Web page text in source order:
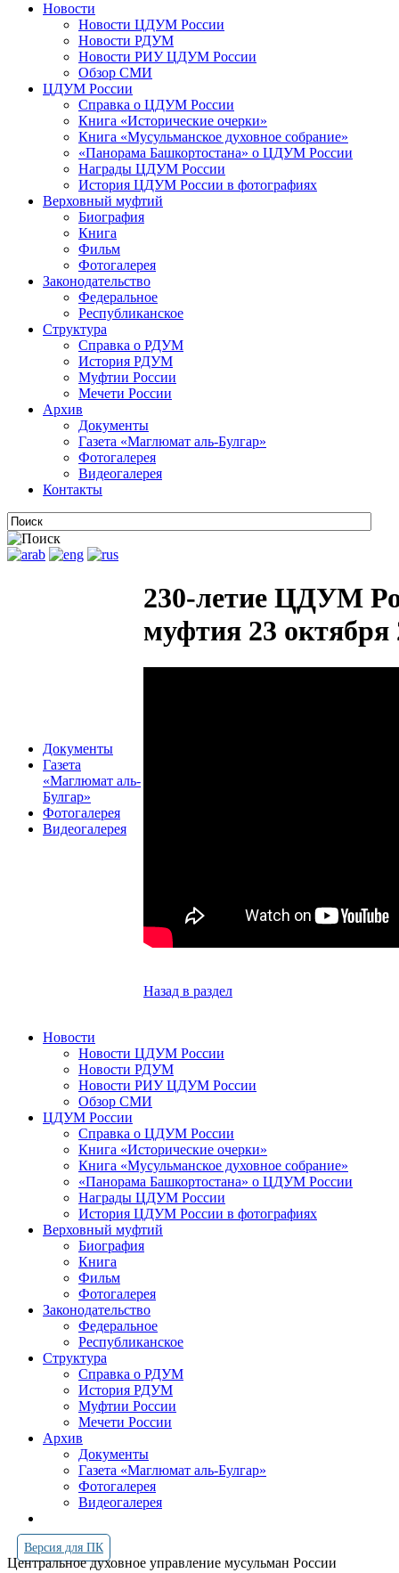
Новости
Новости ЦДУМ России
Новости РДУМ
Новости РИУ ЦДУМ России
Обзор СМИ
ЦДУМ России
Справка о ЦДУМ России
Книга «Исторические очерки»
Книга «Мусульманское духовное собрание»
«Панорама Башкортостана» о ЦДУМ России
Награды ЦДУМ России
История ЦДУМ России в фотографиях
Верховный муфтий
Биография
Книга
Фильм
Фотогалерея
Законодательство
Федеральное
Республиканское
Структура
Справка о РДУМ
История РДУМ
Муфтии России
Мечети России
Архив
Документы
Газета «Маглюмат аль-Булгар»
Фотогалерея
Видеогалерея
Контакты
Документы
Газета
«Маглюмат аль-
Булгар»
Фотогалерея
Видеогалерея
230-летие ЦДУМ
муфтия 23 октября
Назад в раздел
Новости
Новости ЦДУМ России
Новости РДУМ
Новости РИУ ЦДУМ России
Обзор СМИ
ЦДУМ России
Справка о ЦДУМ России
Книга «Исторические очерки»
Книга «Мусульманское духовное собрание»
«Панорама Башкортостана» о ЦДУМ России
Награды ЦДУМ России
История ЦДУМ России в фотографиях
Верховный муфтий
Биография
Книга
Фильм
Фотогалерея
Законодательство
Федеральное
Республиканское
Структура
Справка о РДУМ
История РДУМ
Муфтии России
Мечети России
Архив
Документы
Газета «Маглюмат аль-Булгар»
Фотогалерея
Видеогалерея
Версия для ПК
Центральное духовное управление мусульман России